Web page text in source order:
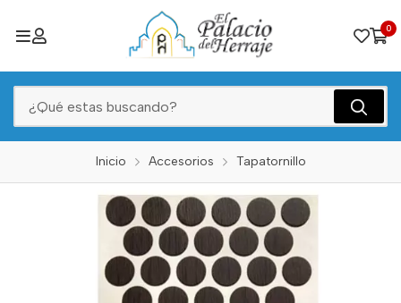
0
Inicio Accesorios Tapatornillo